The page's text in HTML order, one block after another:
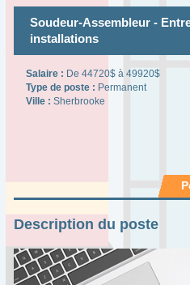
Soudeur-Assembleur -
installations
Salaire : De 44720$ à 49920$
Type de poste : Permanent
Ville : Sherbrooke
Description du poste